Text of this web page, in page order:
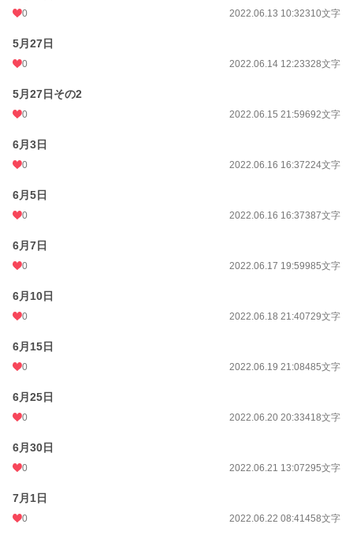
0 2022.06.13 10:32310文字
5月27日
0 2022.06.14 12:23328文字
5月27日その2
0 2022.06.15 21:59692文字
6月3日
0 2022.06.16 16:37224文字
6月5日
0 2022.06.16 16:37387文字
6月7日
0 2022.06.17 19:59985文字
6月10日
0 2022.06.18 21:40729文字
6月15日
0 2022.06.19 21:08485文字
6月25日
0 2022.06.20 20:33418文字
6月30日
0 2022.06.21 13:07295文字
7月1日
0 2022.06.22 08:41458文字